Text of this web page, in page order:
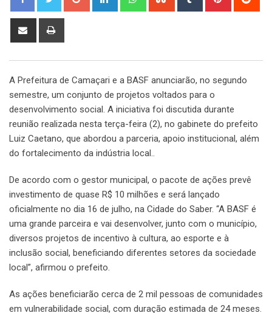
Share
A Prefeitura de Camaçari e a BASF anunciarão, no segundo
semestre, um conjunto de projetos voltados para o
desenvolvimento social. A iniciativa foi discutida durante
reunião realizada nesta terça-feira (2), no gabinete do prefeito
Luiz Caetano, que abordou a parceria, apoio institucional, além
do fortalecimento da indústria local..
De acordo com o gestor municipal, o pacote de ações prevê
investimento de quase R$ 10 milhões e será lançado
oficialmente no dia 16 de julho, na Cidade do Saber. “A BASF é
uma grande parceira e vai desenvolver, junto com o município,
diversos projetos de incentivo à cultura, ao esporte e à
inclusão social, beneficiando diferentes setores da sociedade
local”, afirmou o prefeito.
As ações beneficiarão cerca de 2 mil pessoas de comunidades
em vulnerabilidade social, com duração estimada de 24 meses.